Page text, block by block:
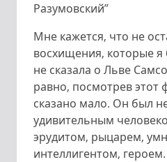
Разумовский”
Мне кажется, что не
восхищения, которые я
не сказала о Льве
равно, посмотрев этот
сказано мало. Он был
удивительным
эрудитом, рыцарем,
интеллигентом,